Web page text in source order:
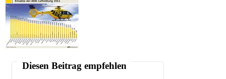
Diesen Beitrag empfehlen